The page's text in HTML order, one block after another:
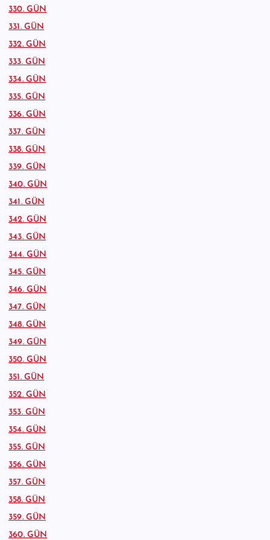
330. GÜN
331. GÜN
332. GÜN
333. GÜN
334. GÜN
335. GÜN
336. GÜN
337. GÜN
338. GÜN
339. GÜN
340. GÜN
341. GÜN
342. GÜN
343. GÜN
344. GÜN
345. GÜN
346. GÜN
347. GÜN
348. GÜN
349. GÜN
350. GÜN
351. GÜN
352. GÜN
353. GÜN
354. GÜN
355. GÜN
356. GÜN
357. GÜN
358. GÜN
359. GÜN
360. GÜN